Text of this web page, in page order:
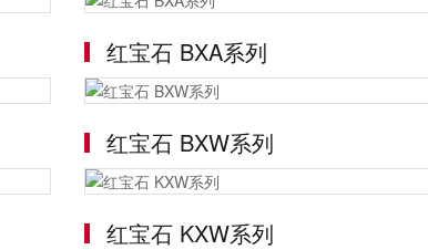
红宝石 BXA系列
红宝石 BXW系列
红宝石 KXW系列